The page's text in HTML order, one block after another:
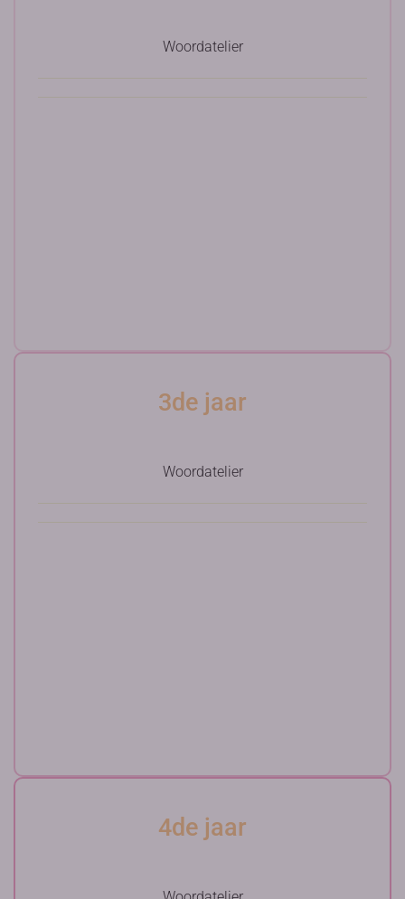
Woordatelier
3de jaar
Woordatelier
4de jaar